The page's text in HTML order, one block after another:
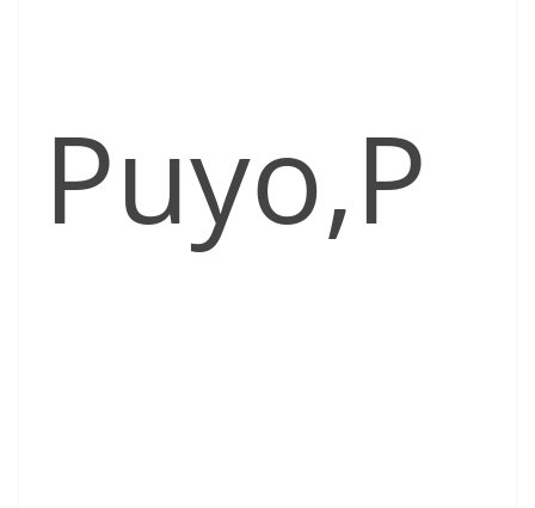
Puyo,P